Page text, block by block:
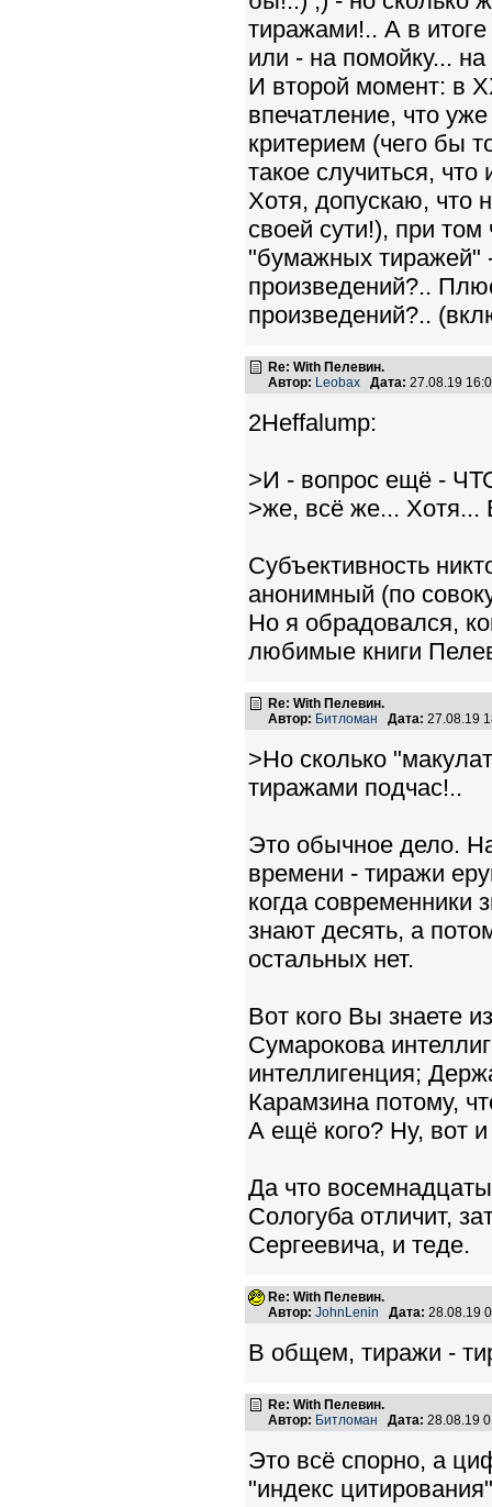
тиражами!.. А в
или - на помойку... на
И второй момент: в
впечатление, что
критерием (чего бы
такое случиться, что
Хотя, допускаю, что
своей сути!), при
"бумажных тиражей"
произведений?..
произведений?..
Re: With Пелевин.
Автор: Leobax Дата: 27.08.19
2Heffalump:
>И - вопрос ещё -
>же, всё же...
Субъективность
анонимный (по
Но я обрадовался,
любимые книги
Re: With Пелевин.
Автор: Битломан Дата: 27.08.19
>Но сколько
тиражами подчас!..
Это обычное дело.
времени - тиражи
когда современники
знают десять, а
остальных нет.
Вот кого Вы знаете
Сумарокова
интеллигенция;
Карамзина потому,
А ещё кого? Ну, вот
Да что
Сологуба отличит,
Сергеевича, и теде.
Re: With Пелевин.
Автор: JohnLenin Дата: 28.08.19
В общем, тиражи -
Re: With Пелевин.
Автор: Битломан Дата: 28.08.19
Это всё спорно, а
"индекс